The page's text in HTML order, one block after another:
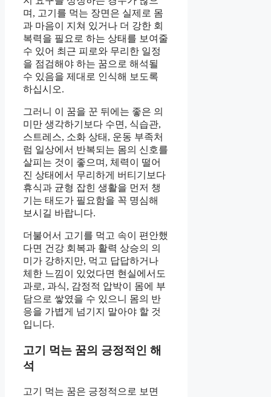
며, 고기를 먹는 장면은 실제로 몸
과 마음이 지쳐 있거나 더 강한 회
복력을 필요로 하는 상태를 보여줄
수 있어 최근 피로와 무리한 일정
을 점검해야 하는 꿈으로 해석될
수 있음을 제대로 인식해 보도록
하십시오.
그러니 이 꿈을 꾼 뒤에는 좋은 의
미만 생각하기보다 수면, 식습관,
스트레스, 소화 상태, 운동 부족처
럼 일상에서 반복되는 몸의 신호를
살피는 것이 좋으며, 체력이 떨어
진 상태에서 무리하게 버티기보다
휴식과 균형 잡힌 생활을 먼저 챙
기는 태도가 필요함을 꼭 명심해
보시길 바랍니다.
더불어서 고기를 먹고 속이 편안했
다면 건강 회복과 활력 상승의 의
미가 강하지만, 먹고 답답하거나
체한 느낌이 있었다면 현실에서도
과로, 과식, 감정적 압박이 몸에 부
담으로 쌓였을 수 있으니 몸의 반
응을 가볍게 넘기지 말아야 할 것
입니다.
고기 먹는 꿈의 긍정적인 해
석
고기 먹는 꿈은 긍정적으로 보면